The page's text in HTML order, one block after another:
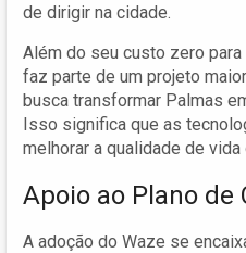
de dirigir na cidade.
Além do seu custo zero
faz parte de um projeto
busca transformar Palmas
Isso significa que as
melhorar a qualidade de
Apoio ao Plano
A adoção do Waze se